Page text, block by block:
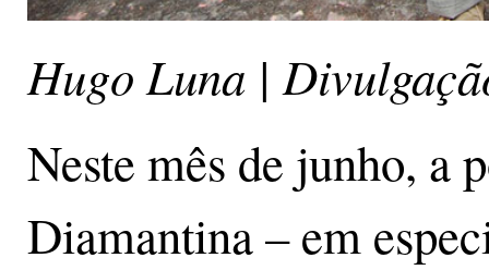
Hugo Luna |
Neste mês de junho, a
Diamantina – em